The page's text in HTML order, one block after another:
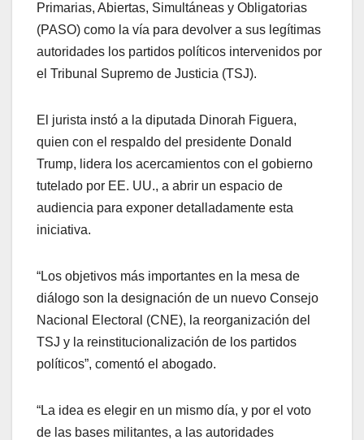
Primarias, Abiertas, Simultáneas y Obligatorias
(PASO) como la vía para devolver a sus legítimas
autoridades los partidos políticos intervenidos por
el Tribunal Supremo de Justicia (TSJ).
El jurista instó a la diputada Dinorah Figuera,
quien con el respaldo del presidente Donald
Trump, lidera los acercamientos con el gobierno
tutelado por EE. UU., a abrir un espacio de
audiencia para exponer detalladamente esta
iniciativa.
“Los objetivos más importantes en la mesa de
diálogo son la designación de un nuevo Consejo
Nacional Electoral (CNE), la reorganización del
TSJ y la reinstitucionalización de los partidos
políticos”, comentó el abogado.
“La idea es elegir en un mismo día, y por el voto
de las bases militantes, a las autoridades